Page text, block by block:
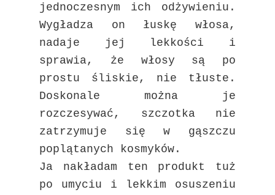
jednoczesnym ich odżywieniu.
Wygładza on łuskę włosa,
nadaje jej lekkości i
sprawia, że włosy są po
prostu śliskie, nie tłuste.
Doskonale można je
rozczesywać, szczotka nie
zatrzymuje się w gąszczu
poplątanych kosmyków.
Ja nakładam ten produkt tuż
po umyciu i lekkim osuszeniu